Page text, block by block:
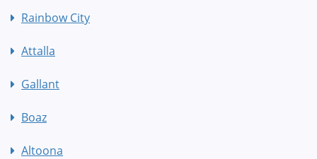
Rainbow City
Attalla
Gallant
Boaz
Altoona